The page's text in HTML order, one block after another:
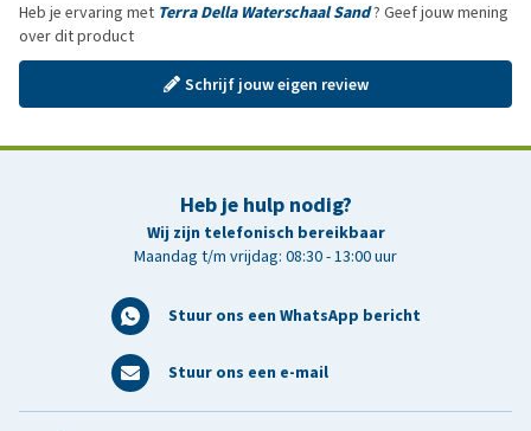
Heb je ervaring met Terra Della Waterschaal Sand? Geef jouw mening
over dit product
Schrijf jouw eigen review
Heb je hulp nodig?
Wij zijn telefonisch bereikbaar
Maandag t/m vrijdag: 08:30 - 13:00 uur
Stuur ons een WhatsApp bericht
Stuur ons een e-mail